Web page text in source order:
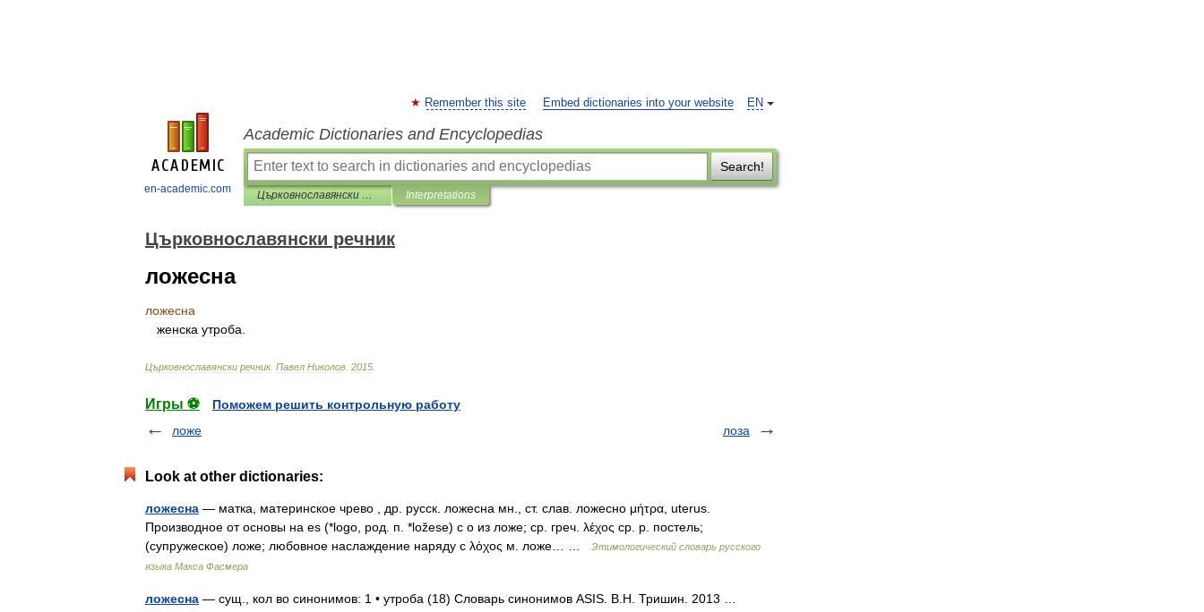
en-academic.com
EN
Remember this site Embed dictionaries into your website
Academic Dictionaries and Encyclopedias
Search!
Църковнославянски речник Interpretations
Църковнославянски речник
ложесна
ложесна
женска утроба
Църковнославянски речник. Павел Николов 2015
Игры ⚽
Поможем решить контрольную работу
ложе
лоза
Look at other dictionaries:
ложесна — матка, материнское чрево , др. русск. ложесна мн., ст. слав. ложесно μήτρα, uterus.
Производное от основы на еs (*lоgо, род. п. *lоžеsе) с о из ложе; ср. греч. λέχος ср. р. постель;
(супружеское) ложе; любовное наслаждение наряду с λόχος м. ложе… …
Этимологический словарь русского
языка Макса Фасмера
ложесна — сущ., кол во синонимов: 1 • утроба (18) Словарь синонимов ASIS. В.Н. Тришин. 2013 …